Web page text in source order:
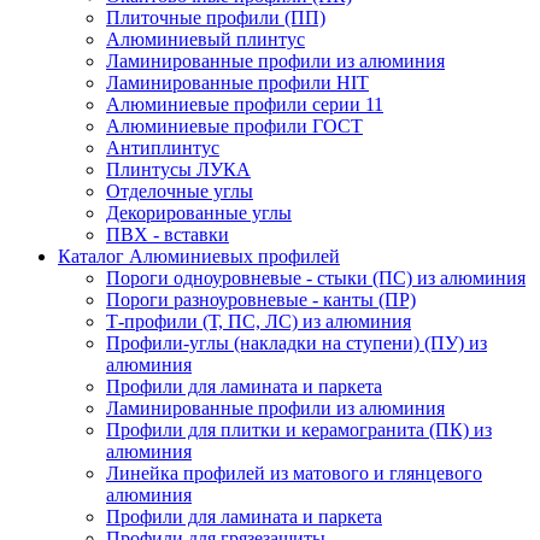
Плиточные профили (ПП)
Алюминиевый плинтус
Ламинированные профили из алюминия
Ламинированные профили HIT
Алюминиевые профили серии 11
Алюминиевые профили ГОСТ
Антиплинтус
Плинтусы ЛУКА
Отделочные углы
Декорированные углы
ПВХ - вставки
Каталог Алюминиевых профилей
Пороги одноуровневые - стыки (ПС) из алюминия
Пороги разноуровневые - канты (ПР)
Т-профили (Т, ПС, ЛС) из алюминия
Профили-углы (накладки на ступени) (ПУ) из
алюминия
Профили для ламината и паркета
Ламинированные профили из алюминия
Профили для плитки и керамогранита (ПК) из
алюминия
Линейка профилей из матового и глянцевого
алюминия
Профили для ламината и паркета